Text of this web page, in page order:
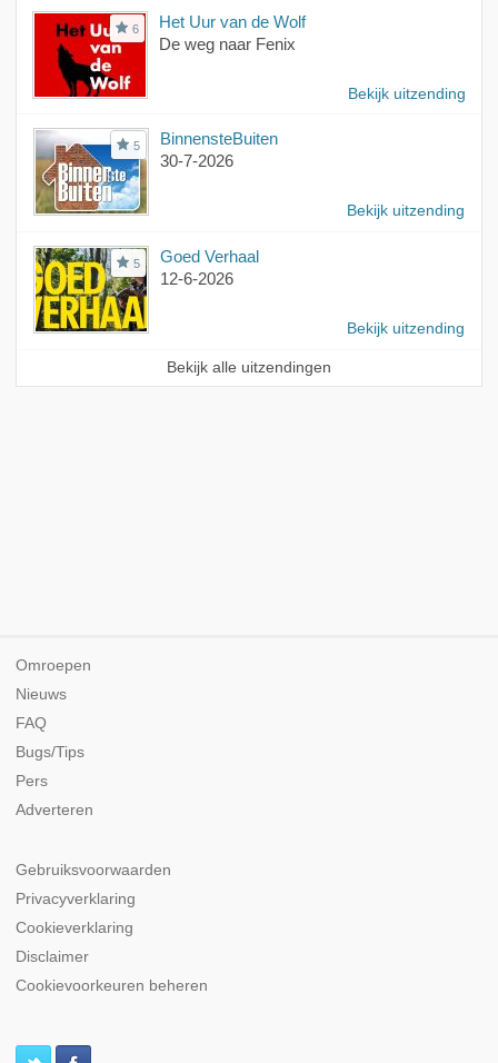
6
Het Uur van de Wolf
De weg naar Fenix
Bekijk uitzending
5
BinnensteBuiten
30-7-2026
Bekijk uitzending
5
Goed Verhaal
12-6-2026
Bekijk uitzending
Bekijk alle uitzendingen
Omroepen
Nieuws
FAQ
Bugs/Tips
Pers
Adverteren
Gebruiksvoorwaarden
Privacyverklaring
Cookieverklaring
Disclaimer
Cookievoorkeuren beheren